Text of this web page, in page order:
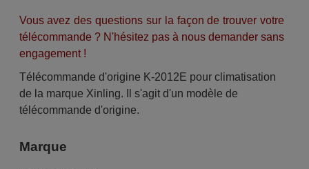
Vous avez des questions sur la façon de trouver votre
télécommande ? N'hésitez pas à nous demander sans
engagement !
Télécommande d'origine K-2012E pour climatisation
de la marque Xinling. Il s'agit d'un modèle de
télécommande d'origine.
Marque